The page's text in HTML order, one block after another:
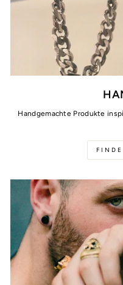
Handgemachte Produkte